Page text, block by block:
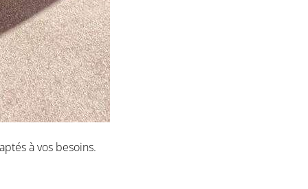
à vos besoins.